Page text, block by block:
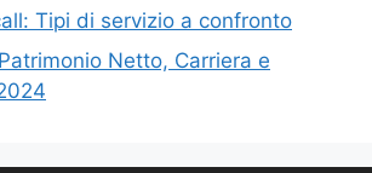
Tipi di servizio a confronto
Netto, Carriera e